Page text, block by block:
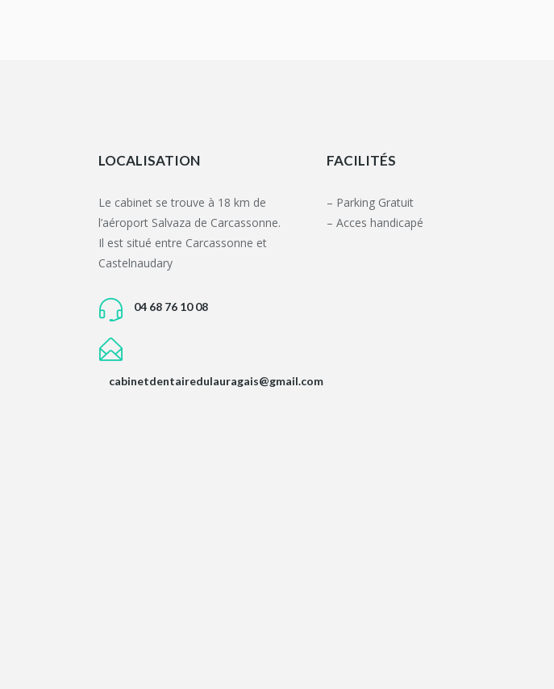
LOCALISATION
Le cabinet se trouve à 18 km de
l’aéroport Salvaza de Carcassonne.
Il est situé entre Carcassonne et
Castelnaudary
04 68 76 10 08
cabinetdentairedulauragais@gmail.com
FACILITÉS
– Parking Gratuit
– Acces handicapé